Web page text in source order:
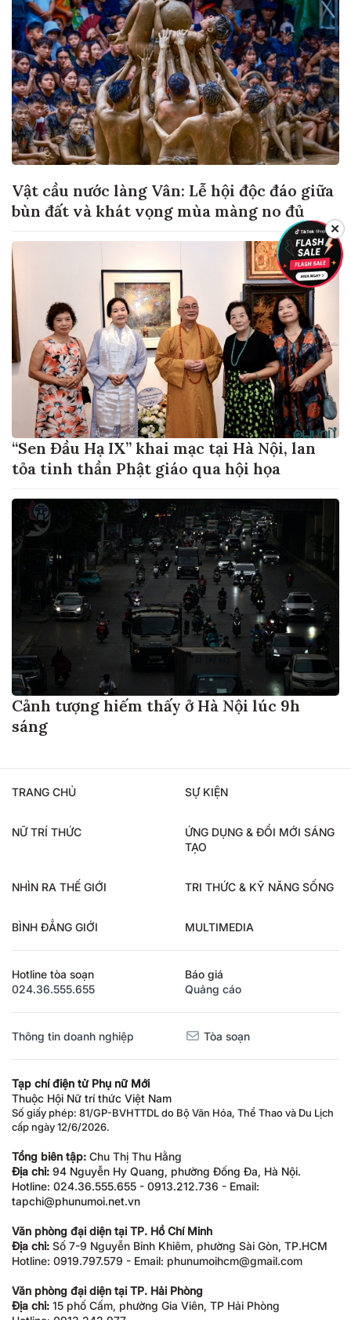
Vật cầu nước làng Vân: Lễ hội độc đáo giữa
bùn đất và khát vọng mùa màng no đủ
“Sen Đầu Hạ IX” khai mạc tại Hà Nội, lan
tỏa tinh thần Phật giáo qua hội họa
Cảnh tượng hiếm thấy ở Hà Nội lúc 9h
sáng
TRANG CHỦ SỰ KIỆN
NỮ TRÍ THỨC
ỨNG DỤNG & ĐỔI MỚI SÁNG
TẠO
NHÌN RA THẾ GIỚI TRI THỨC & KỸ NĂNG SỐNG
BÌNH ĐẲNG GIỚI MULTIMEDIA
Hotline tòa soạn
024.36.555.655
Báo giá
Quảng cáo
Thông tin doanh nghiệp Tòa soạn
Tạp chí điện tử Phụ nữ Mới
Thuộc Hội Nữ trí thức Việt Nam
Số giấy phép: 81/GP-BVHTTDL do Bộ Văn Hóa, Thể Thao và Du Lịch
cấp ngày 12/6/2026.
Tổng biên tập: Chu Thị Thu Hằng
Địa chỉ: 94 Nguyễn Hy Quang, phường Đống Đa, Hà Nội.
Hotline: 024.36.555.655 - 0913.212.736 - Email:
tapchi@phunumoi.net.vn
Văn phòng đại diện tại TP. Hồ Chí Minh
Địa chỉ: Số 7-9 Nguyễn Bỉnh Khiêm, phường Sài Gòn, TP.HCM
Hotline: 0919.797.579 - Email: phunumoihcm@gmail.com
Văn phòng đại diện tại TP. Hải Phòng
Địa chỉ: 15 phố Cấm, phường Gia Viên, TP Hải Phòng
✕